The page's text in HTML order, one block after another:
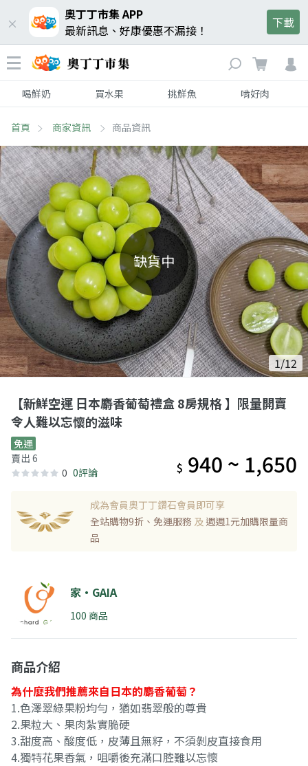
奧丁丁市集 APP
最新訊息、好康優惠不漏接！
下載
喝鮮奶 買水果 挑鮮魚 啃好肉
首頁 商家資訊 商品資訊
缺貨中
1/12
【新鮮空運 日本麝香葡萄禮盒 8房規格 】限量開賣
令人難以忘懷的滋味
免運
賣出 6
0 0評論 $ 940 ~ 1,650
成為會員奧丁丁鑽石會員即可享
全站購物9折、免運服務 及 週週1元加購限量商
品
家‧GAIA
100 商品
商品介紹
為什麼我們推薦來自日本的麝香葡萄？
1.色澤翠綠果粉均勻，猶如翡翠般的尊貴
2.果粒大、果肉紮實脆硬
3.甜度高、酸度低，皮薄且無籽，不須剝皮直接食用
4.獨特花果香氣，咀嚼後充滿口腔難以忘懷